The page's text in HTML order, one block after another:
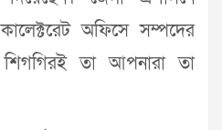
অফিসে সম্পদের
তা আপনারা তা